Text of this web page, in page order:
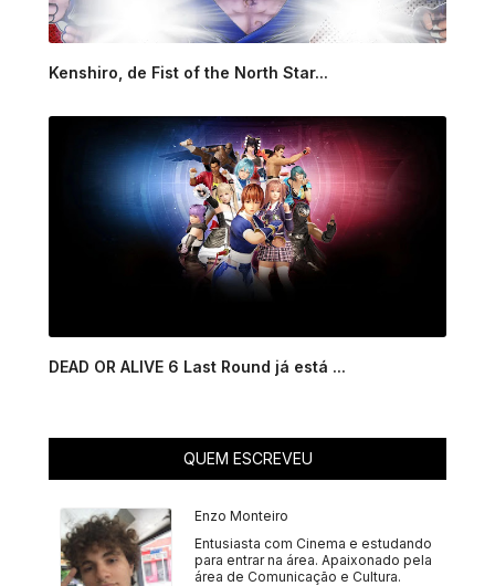
Kenshiro, de Fist of the North Star...
DEAD OR ALIVE 6 Last Round já está ...
QUEM ESCREVEU
Enzo Monteiro
Entusiasta com Cinema e estudando
para entrar na área. Apaixonado pela
área de Comunicação e Cultura.